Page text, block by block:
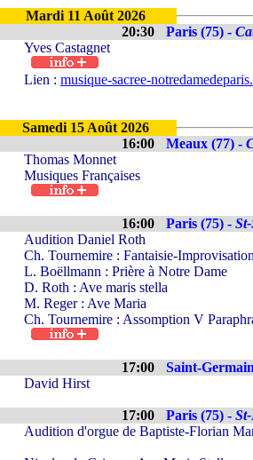
Mardi 11 Août 2026
20:30
Paris (75) -
Yves Castagnet
Lien : musique-sacree-
Samedi 15 Août 2026
16:00
Meaux (77) -
Thomas Monnet
Musiques Françaises
16:00 Paris (75) -
Audition Daniel Roth
Ch. Tournemire : Fantaisie-
L. Boëllmann : Prière à Notre Dame
D. Roth : Ave maris stella
M. Reger : Ave Maria
Ch. Tournemire : Assomption V
17:00 Saint-
David Hirst
17:00 Paris (75) -
Audition d'orgue de Baptiste-Florian